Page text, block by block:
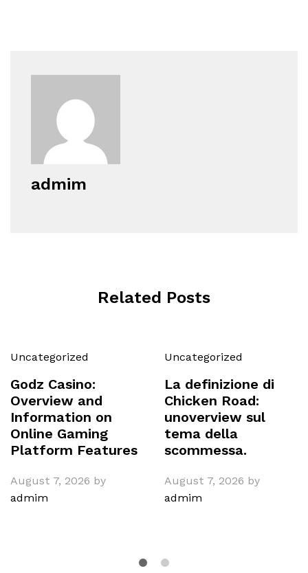
admim
Related Posts
Uncategorized
Godz Casino:
Overview and
Information on
Online Gaming
Platform Features
August 7, 2026 by
admim
Uncategorized
La definizione di
Chicken Road:
unoverview sul
tema della
scommessa.
August 7, 2026 by
admim